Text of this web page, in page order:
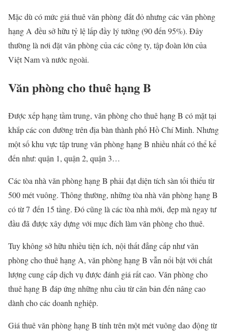
Mặc dù có mức giá thuê văn phòng đắt đỏ nhưng các văn phòng
hạng A đều sở hữu tỷ lệ lấp đầy lý tưởng (90 đến 95%). Đây
thường là nơi đặt văn phòng của các công ty, tập đoàn lớn của
Việt Nam và nước ngoài.
Văn phòng cho thuê hạng B
Được xếp hạng tầm trung, văn phòng cho thuê hạng B có mặt tại
khắp các con đường trên địa bàn thành phố Hồ Chí Minh. Nhưng
một số khu vực tập trung văn phòng hạng B nhiều nhất có thể kể
đến như: quận 1, quận 2, quận 3…
Các tòa nhà văn phòng hạng B phải đạt diện tích sàn tối thiểu từ
500 mét vuông. Thông thường, những tòa nhà văn phòng hạng B
có từ 7 đến 15 tầng. Đó cũng là các tòa nhà mới, đẹp mà ngay tư
đầu đã được xây dựng với mục đích làm văn phòng cho thuê.
Tuy không sở hữu nhiều tiện ích, nội thất đẳng cấp như văn
phòng cho thuê hạng A, văn phòng hạng B vẫn nổi bật với chất
lượng cung cấp dịch vụ được đánh giá rất cao. Văn phòng cho
thuê hạng B đáp ứng những nhu cầu từ căn bản đến nâng cao
dành cho các doanh nghiệp.
Giá thuê văn phòng hạng B tính trên một mét vuông dao động từ